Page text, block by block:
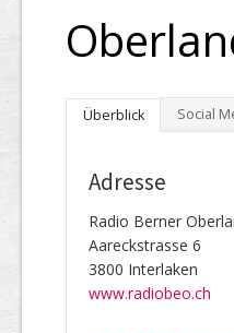
Überblick Social
Adresse
Radio Berner
Aareckstrasse 6
3800 Interlaken
www.radiobeo.ch